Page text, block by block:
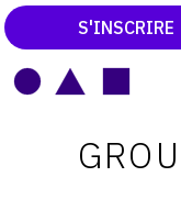
S'INSCRIRE
navigation